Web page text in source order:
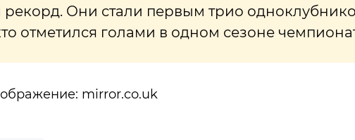
рекорд. Они стали первым трио
отметился голами в одном сезоне
mirror.co.uk